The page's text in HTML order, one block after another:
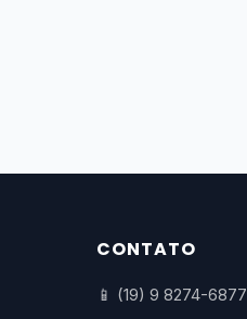
CONTATO
📱 (19) 9 8274-6877